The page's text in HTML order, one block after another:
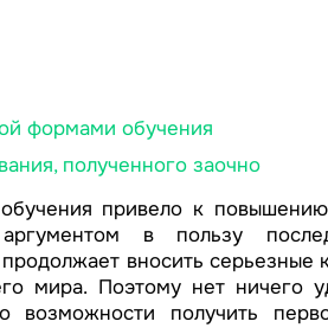
формами обучения
полученного заочно
привело к
в пользу
вносить серьезные
мира. Поэтому нет ничего
возможности получить